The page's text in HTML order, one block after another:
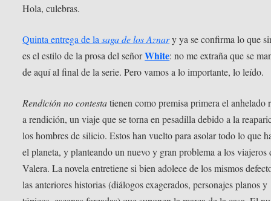
Hola, culebras.
Quinta entrega de lasaga de los Aznary ya se confirma lo que
es el estilo de la prosa del señorWhite: no me extraña que se
de aquí al final de la serie. Pero vamos a lo importante, lo leído.
Rendición no contestatienen como premisa primera el anhelado
a rendición, un viaje que se torna en pesadilla debido a la
los hombres de silicio. Estos han vuelto para asolar todo lo que
el planeta, y planteando un nuevo y gran problema a los viajeros
Valera. La novela entretiene si bien adolece de los mismos
las anteriores historias (diálogos exagerados, personajes planos y